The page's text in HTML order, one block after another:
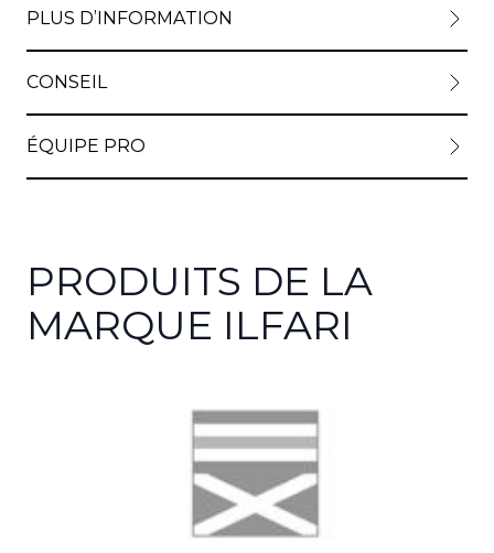
PLUS D’INFORMATION
CONSEIL
ÉQUIPE PRO
PRODUITS DE LA
MARQUE ILFARI